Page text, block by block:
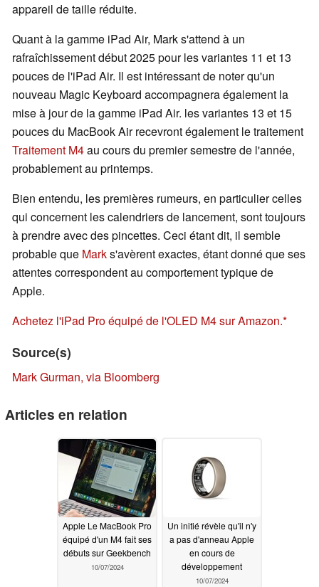
appareil de taille réduite.
Quant à la gamme iPad Air, Mark s'attend à un
rafraîchissement début 2025 pour les variantes 11 et 13
pouces de l'iPad Air. Il est intéressant de noter qu'un
nouveau Magic Keyboard accompagnera également la
mise à jour de la gamme iPad Air. les variantes 13 et 15
pouces du MacBook Air recevront également le traitement
Traitement M4au cours du premier semestre de l'année,
probablement au printemps.
Bien entendu, les premières rumeurs, en particulier celles
qui concernent les calendriers de lancement, sont toujours
à prendre avec des pincettes. Ceci étant dit, il semble
probable que Marks'avèrent exactes, étant donné que ses
attentes correspondent au comportement typique de
Apple.
Achetez l'iPad Pro équipé de l'OLED M4 sur Amazon.
Source(s)
Mark Gurman, via Bloomberg
Articles en relation
Apple Le MacBook Pro
équipé d'un M4 fait ses
débuts sur Geekbench
10/07/2024
Un initié révèle qu'il n'y
a pas d'anneau Apple
en cours de
développement
10/07/2024